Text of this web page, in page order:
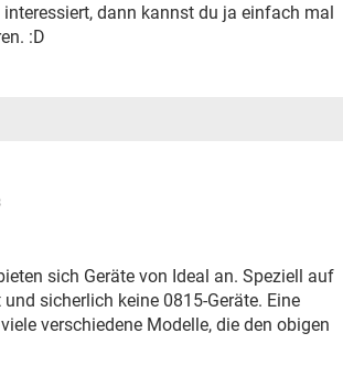
dann kannst du ja einfach mal
:D
sich Geräte von Ideal an. Speziell auf
sicherlich keine 0815-Geräte. Eine
verschiedene Modelle, die den obigen